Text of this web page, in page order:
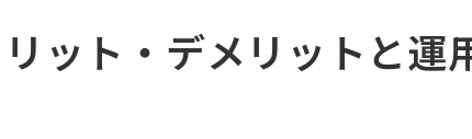
ット・デメリットと運